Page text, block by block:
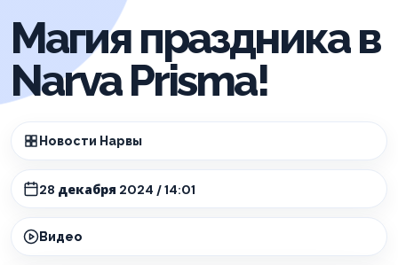
Магия праздника в
Narva Prisma!
Новости Нарвы
28 декабря 2024 / 14:01
Видео